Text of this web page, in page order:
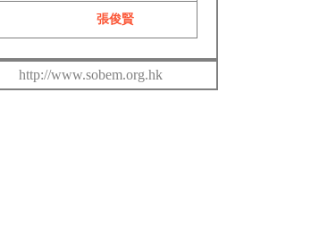
張俊賢
http://www.sobem.org.hk